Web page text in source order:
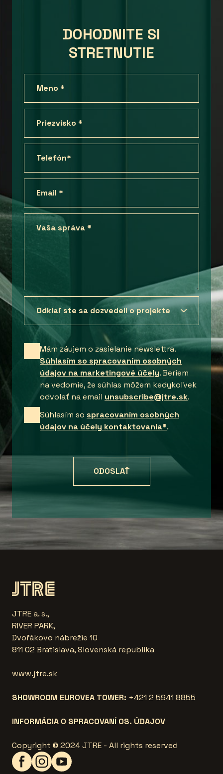
DOHODNITE SI
STRETNUTIE
Mám záujem o zasielanie newslettra.
Súhlasím so spracovaním osobných
údajov na marketingové účely. Beriem
na vedomie, že súhlas môžem kedykoľvek
odvolať na email unsubscribe@jtre.sk.
Súhlasím so spracovaním osobných
údajov na účely kontaktovania*.
JTRE a. s.,
RIVER PARK,
Dvořákovo nábrežie 10
811 02 Bratislava, Slovenská republika
www.jtre.sk
SHOWROOM EUROVEA TOWER: +421 2 5941 8855
INFORMÁCIA O SPRACOVANÍ OS. ÚDAJOV
Copyright © 2024 JTRE - All rights reserved